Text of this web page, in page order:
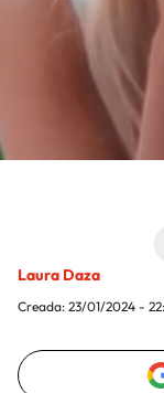
Laura Daza
Creada: 23/01/2024 -